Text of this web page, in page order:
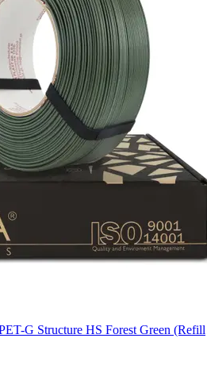
G Structure HS Forest Green (Refill